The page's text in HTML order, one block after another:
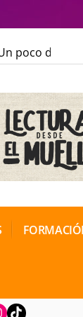
poco de
de Teatro
TikTok